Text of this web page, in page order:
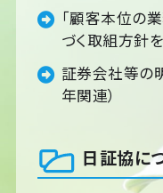
「顧客本位の
づく取組方針
証券会社等の
年関連）
日証協に